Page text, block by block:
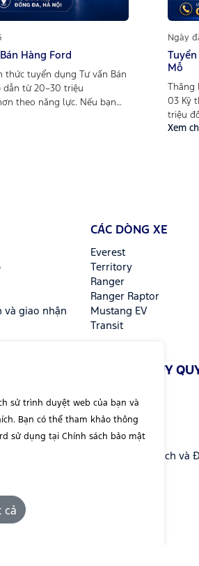
Hàng Ford
thức tuyển dụng Tư vấn Bán
dẫn từ 20–30 triệu
theo năng lực. Nếu bạn
môi trường chuyên
Ngày
Mỗ
03 Kỹ
triệu
trưa,
Xem
và giao nhận
CÁC DÒNG XE
Everest
Territory
Ranger
Ranger Raptor
Mustang EV
Transit
- ĐẠI LÝ TIÊU CHUẨN 3S ỦY
Phường Đống Đa, Hà Nội
cấp ngày 08/10/2012 tại Sở Kế Hoạch và
sử trình duyệt web của bạn và
Bạn có thể tham khảo thông
sử dụng tại Chính sách bảo mật
cả